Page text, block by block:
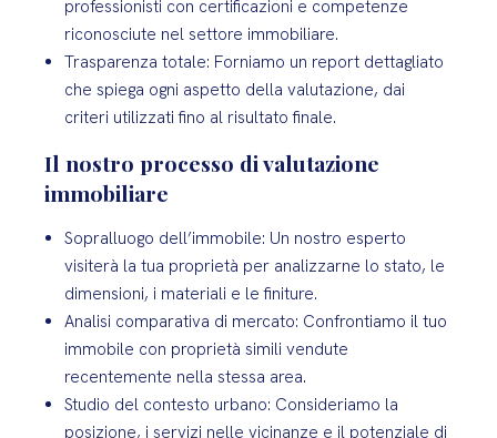
professionisti con certificazioni e competenze
riconosciute nel settore immobiliare.
Trasparenza totale: Forniamo un report dettagliato
che spiega ogni aspetto della valutazione, dai
criteri utilizzati fino al risultato finale.
Il nostro processo di valutazione
immobiliare
Sopralluogo dell’immobile: Un nostro esperto
visiterà la tua proprietà per analizzarne lo stato, le
dimensioni, i materiali e le finiture.
Analisi comparativa di mercato: Confrontiamo il tuo
immobile con proprietà simili vendute
recentemente nella stessa area.
Studio del contesto urbano: Consideriamo la
posizione, i servizi nelle vicinanze e il potenziale di